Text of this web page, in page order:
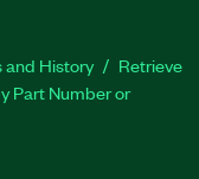
and History
Retrieve
Part Number or